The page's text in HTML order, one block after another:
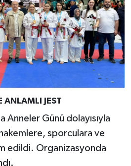
ANLAMLI JEST
Anneler Günü dolayısıyla
sporculara ve
edildi. Organizasyonda